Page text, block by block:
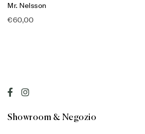
Mr. Nelsson
€60,00
Showroom & Negozio